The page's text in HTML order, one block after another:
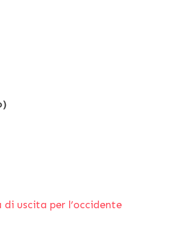
uscita per l’occidente